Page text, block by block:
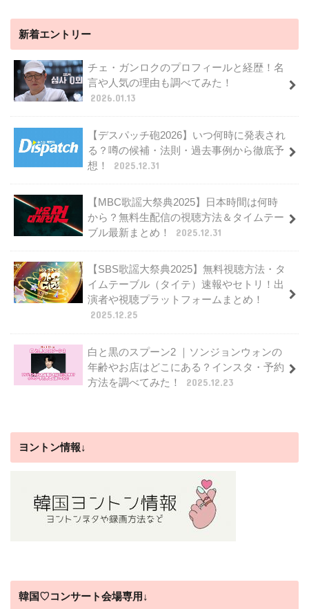
新着エントリー
チェ・ガンロクのプロフィールと経歴！名
言や人気の理由も調べてみた！
2026.01.13
【デスパッチ砲2026】いつ何時に発表され
る？噂の候補・法則・過去事例から徹底予
想！
2025.12.31
【MBC歌謡大祭典2025】日本時間は何時
から？無料生配信の視聴方法＆タイムテー
ブル最新まとめ！
2025.12.31
【SBS歌謡大祭典2025】無料視聴方法・タ
イムテーブル（タイテ）速報やセトリ！出
演者や視聴プラットフォームまとめ！
2025.12.25
白と黒のスプーン2 ｜ソンジョンウォンの
年齢やお店はどこにある？インスタ・予約
方法を調べてみた！
2025.12.23
ヨントン情報↓
韓国♡コンサート会場専用↓